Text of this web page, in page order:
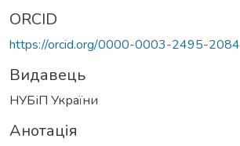
ORCID
https://orcid.org/0000-0003-2495-2084
Видавець
НУБіП України
Анотація